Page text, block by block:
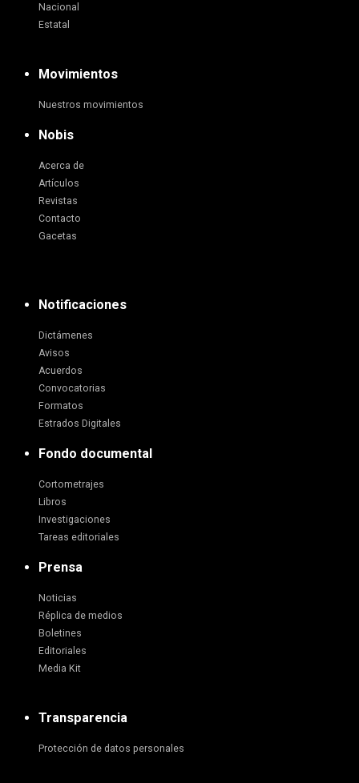
Nacional
Estatal
Movimientos
Nuestros movimientos
Nobis
Acerca de
Artículos
Revistas
Contacto
Gacetas
Notificaciones
Dictámenes
Avisos
Acuerdos
Convocatorias
Formatos
Estrados Digitales
Fondo documental
Cortometrajes
Libros
Investigaciones
Tareas editoriales
Prensa
Noticias
Réplica de medios
Boletines
Editoriales
Media Kit
Transparencia
Protección de datos personales